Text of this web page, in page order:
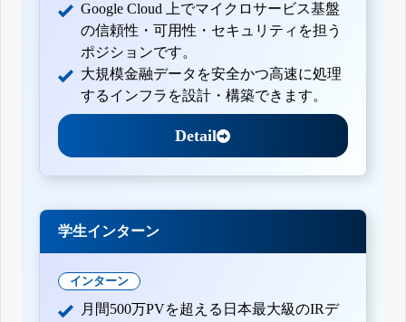
Google Cloud 上でマイクロサービス基盤
の信頼性・可用性・セキュリティを担う
ポジションです。
大規模金融データを安全かつ高速に処理
するインフラを設計・構築できます。
Detail
学生インターン
インターン
月間500万PVを超える日本最大級のIRデ